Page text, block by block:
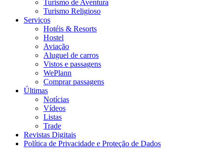
Turismo de Aventura
Turismo Religioso
Serviços
Hotéis & Resorts
Hostel
Aviação
Aluguel de carros
Vistos e passagens
WePlann
Comprar passagens
Últimas
Notícias
Vídeos
Listas
Trade
Revistas Digitais
Política de Privacidade e Proteção de Dados